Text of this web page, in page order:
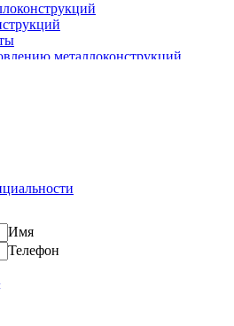
металлоконструкций
свай
Имя
Телефон